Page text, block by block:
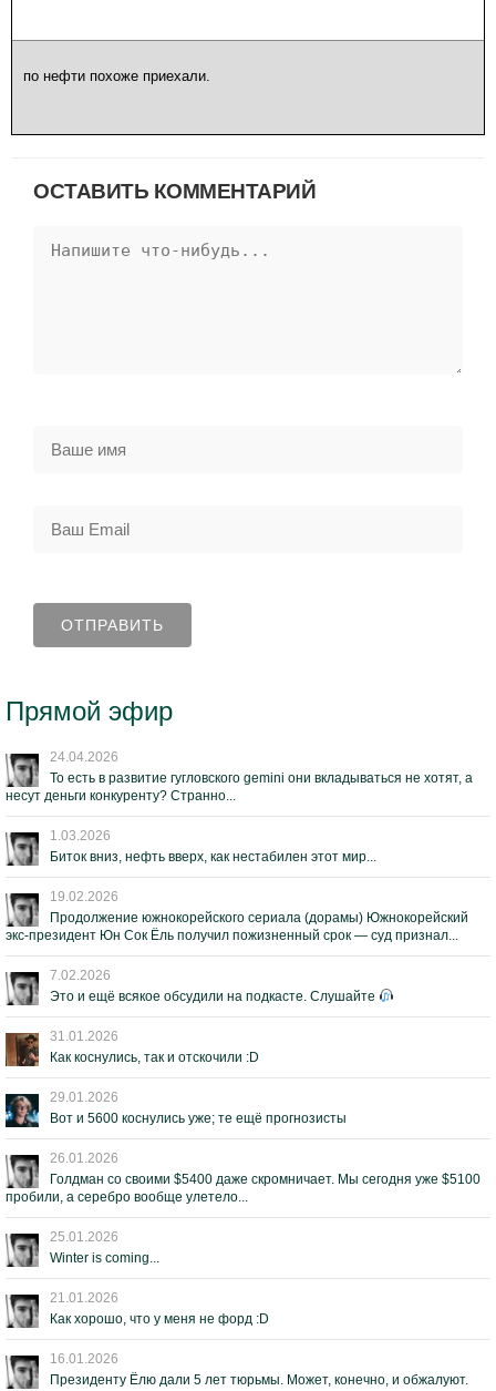
по нефти похоже приехали.
ОСТАВИТЬ КОММЕНТАРИЙ
Прямой эфир
24.04.2026
То есть в развитие гугловского gemini они вкладываться не хотят, а
несут деньги конкуренту? Странно...
1.03.2026
Биток вниз, нефть вверх, как нестабилен этот мир...
19.02.2026
Продолжение южнокорейского сериала (дорамы) Южнокорейский
экс-президент Юн Сок Ёль получил пожизненный срок — суд признал...
7.02.2026
Это и ещё всякое обсудили на подкасте. Слушайте
31.01.2026
Как коснулись, так и отскочили :D
29.01.2026
Вот и 5600 коснулись уже; те ещё прогнозисты
26.01.2026
Голдман со своими $5400 даже скромничает. Мы сегодня уже $5100
пробили, а серебро вообще улетело...
25.01.2026
Winter is coming...
21.01.2026
Как хорошо, что у меня не форд :D
16.01.2026
Президенту Ёлю дали 5 лет тюрьмы. Может, конечно, и обжалуют.